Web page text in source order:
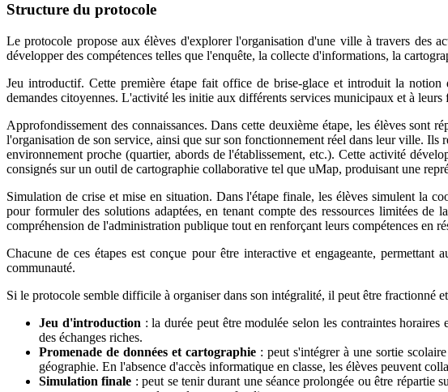
Structure du protocole
Le protocole propose aux élèves d'explorer l'organisation d'une ville à travers des
développer des compétences telles que l'enquête, la collecte d'informations, la
Jeu introductif. Cette première étape fait office de brise-glace et introduit la
demandes citoyennes. L'activité les initie aux différents services municipaux et à
Approfondissement des connaissances. Dans cette deuxième étape, les élèves sont
l'organisation de son service, ainsi que sur son fonctionnement réel dans leur ville.
environnement proche (quartier, abords de l'établissement, etc.). Cette activité
consignés sur un outil de cartographie collaborative tel que uMap, produisant une
Simulation de crise et mise en situation. Dans l'étape finale, les élèves simulent la
pour formuler des solutions adaptées, en tenant compte des ressources limitées
compréhension de l'administration publique tout en renforçant leurs compétences en
Chacune de ces étapes est conçue pour être interactive et engageante,
communauté.
Si le protocole semble difficile à organiser dans son intégralité, il peut être fractionné
Jeu d'introduction : la durée peut être modulée selon les contraintes
des échanges riches.
Promenade de données et cartographie: peut s'intégrer à une sortie
géographie. En l'absence d'accès informatique en classe, les élèves peuvent
Simulation finale : peut se tenir durant une séance prolongée ou être répartie